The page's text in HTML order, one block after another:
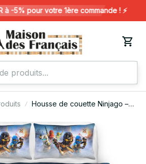
à -5% pour votre 1ère commande ! ⚡️
Housse de couette Ninjago –
combat 1008